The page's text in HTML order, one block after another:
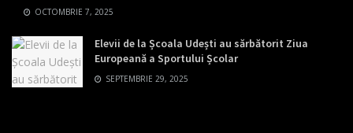
OCTOMBRIE 7, 2025
Elevii de la Școala Udești au sărbătorit Ziua
Europeană a Sportului Școlar
SEPTEMBRIE 29, 2025